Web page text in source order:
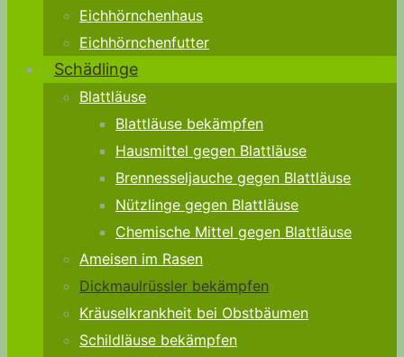
Eichhörnchenhaus
Eichhörnchenfutter
Schädlinge
Blattläuse
Blattläuse bekämpfen
Hausmittel gegen Blattläuse
Brennesseljauche gegen Blattläuse
Nützlinge gegen Blattläuse
Chemische Mittel gegen Blattläuse
Ameisen im Rasen
Dickmaulrüssler bekämpfen
Kräuselkrankheit bei Obstbäumen
Schildläuse bekämpfen